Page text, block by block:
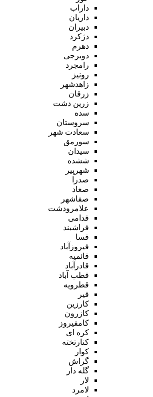
داراب
داریان
دبیران
دژکرد
دهرم
دوبرجی
رامجرد
رونیز
زاهدشهر
زرقان
زرین دشت
سده
سروستان
سعادت شهر
سورمق
سیدان
ششده
شهرپیر
صدرا
صغاد
صفاشهر
علامرودشت
فدامی
فراشبند
فسا
فیروزآباد
قائمیه
قادرآباد
قطب آباد
قطرویه
قیر
کارزین
کازرون
کامفیروز
کره ای
کنارتخته
کوار
گراش
گله دار
لار
لامرد